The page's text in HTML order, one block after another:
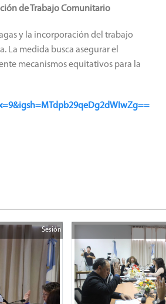
de Trabajo Comunitario
y la incorporación del trabajo
La medida busca asegurar el
mecanismos equitativos para la
Sesión